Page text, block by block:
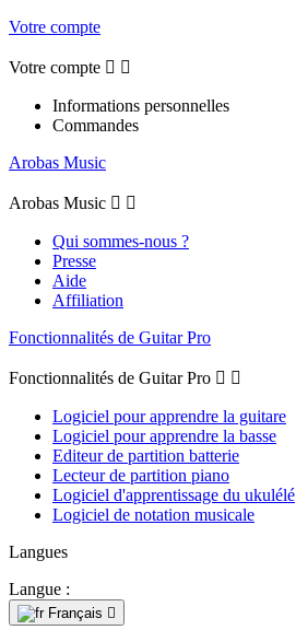
Votre compte
Votre compte  
Informations personnelles
Commandes
Arobas Music
Arobas Music  
Qui sommes-nous ?
Presse
Aide
Affiliation
Fonctionnalités de Guitar Pro
Fonctionnalités de Guitar Pro  
Logiciel pour apprendre la guitare
Logiciel pour apprendre la basse
Editeur de partition batterie
Lecteur de partition piano
Logiciel d'apprentissage du ukulélé
Logiciel de notation musicale
Langues
Langue :
Français 